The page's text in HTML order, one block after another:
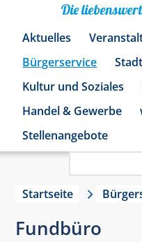
Die
Aktuelles
Bürgerservice
Kultur und Soziales
Handel & Gewerbe
Stellenangebote
Startseite
Fundbüro